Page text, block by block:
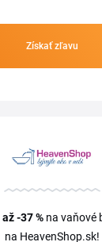
Získať zľavu
až -37 % na vaňové
na HeavenShop.sk!